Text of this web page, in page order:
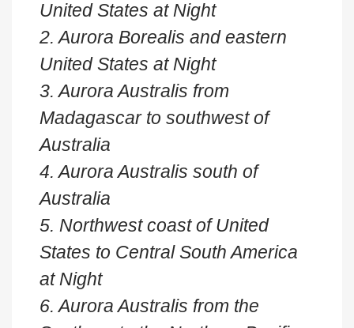
United States at Night
2. Aurora Borealis and eastern
United States at Night
3. Aurora Australis from
Madagascar to southwest of
Australia
4. Aurora Australis south of
Australia
5. Northwest coast of United
States to Central South America
at Night
6. Aurora Australis from the